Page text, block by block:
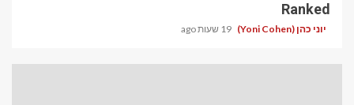
Ranked
יוני כהן (Yoni Cohen) 19 שעות ago